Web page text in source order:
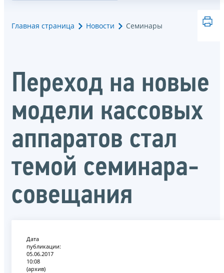
Главная страница Новости Семинары
Переход на новые
модели кассовых
аппаратов стал
темой семинара-
совещания
Дата
публикации:
05.06.2017
10:08
(архив)